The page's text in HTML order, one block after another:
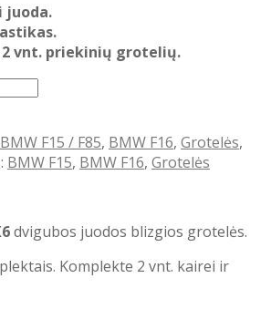
juoda.
vnt. priekinių grotelių.
BMW F15 / F85, BMW F16, Grotelės,
BMW F15, BMW F16, Grotelės
dvigubos juodos blizgios grotelės.
Komplekte 2 vnt. kairei ir